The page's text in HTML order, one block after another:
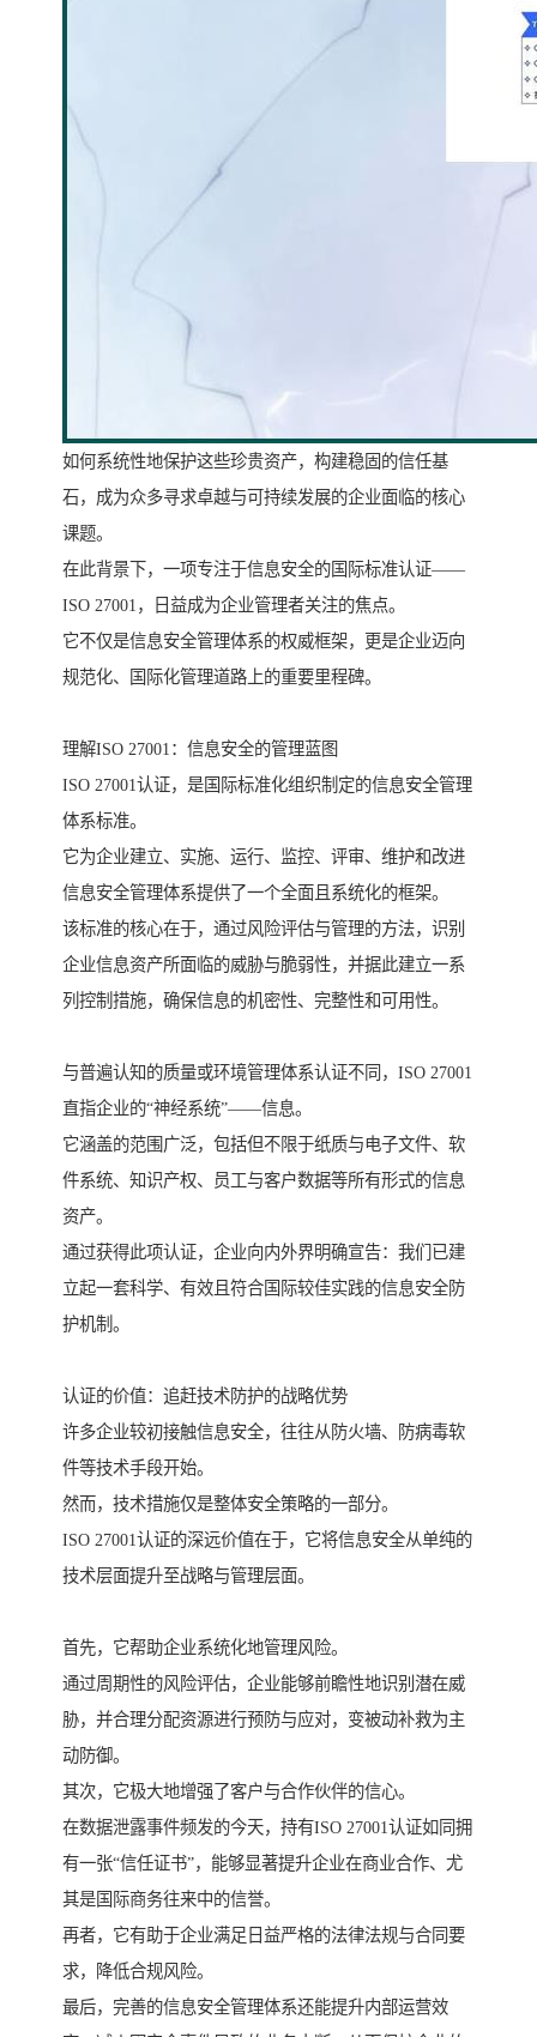
如何系统性地保护这些珍贵资产，构建稳固的信任基
石，成为众多寻求卓越与可持续发展的企业面临的核心
课题。
在此背景下，一项专注于信息安全的国际标准认证——
ISO 27001，日益成为企业管理者关注的焦点。
它不仅是信息安全管理体系的权威框架，更是企业迈向
规范化、国际化管理道路上的重要里程碑。
理解ISO 27001：信息安全的管理蓝图
ISO 27001认证，是国际标准化组织制定的信息安全管理
体系标准。
它为企业建立、实施、运行、监控、评审、维护和改进
信息安全管理体系提供了一个全面且系统化的框架。
该标准的核心在于，通过风险评估与管理的方法，识别
企业信息资产所面临的威胁与脆弱性，并据此建立一系
列控制措施，确保信息的机密性、完整性和可用性。
与普遍认知的质量或环境管理体系认证不同，ISO 27001
直指企业的“神经系统”——信息。
它涵盖的范围广泛，包括但不限于纸质与电子文件、软
件系统、知识产权、员工与客户数据等所有形式的信息
资产。
通过获得此项认证，企业向内外界明确宣告：我们已建
立起一套科学、有效且符合国际较佳实践的信息安全防
护机制。
认证的价值：追赶技术防护的战略优势
许多企业较初接触信息安全，往往从防火墙、防病毒软
件等技术手段开始。
然而，技术措施仅是整体安全策略的一部分。
ISO 27001认证的深远价值在于，它将信息安全从单纯的
技术层面提升至战略与管理层面。
首先，它帮助企业系统化地管理风险。
通过周期性的风险评估，企业能够前瞻性地识别潜在威
胁，并合理分配资源进行预防与应对，变被动补救为主
动防御。
其次，它极大地增强了客户与合作伙伴的信心。
在数据泄露事件频发的今天，持有ISO 27001认证如同拥
有一张“信任证书”，能够显著提升企业在商业合作、尤
其是国际商务往来中的信誉。
再者，它有助于企业满足日益严格的法律法规与合同要
求，降低合规风险。
最后，完善的信息安全管理体系还能提升内部运营效